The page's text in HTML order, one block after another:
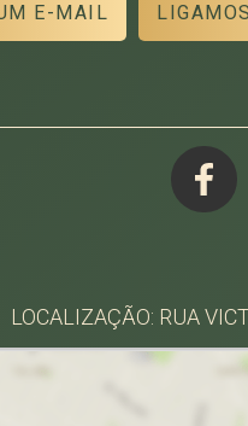
E-MAIL
LOCALIZAÇÃO: RUA